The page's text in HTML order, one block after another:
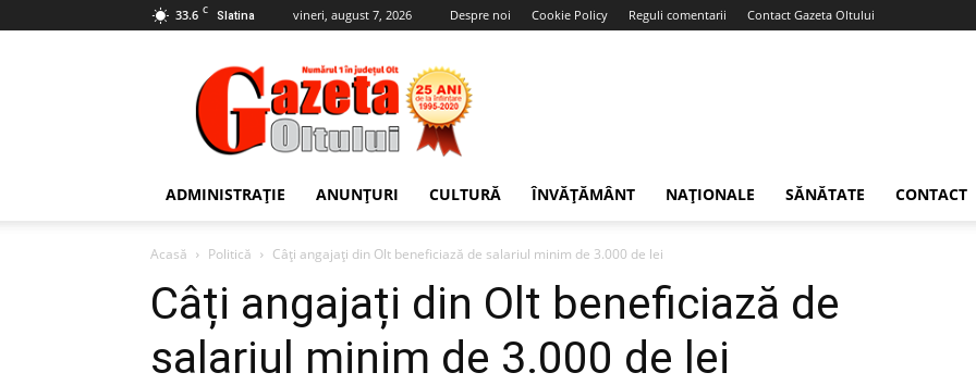
33.6 C Slatina vineri, august 7, 2026 Despre noi Cookie Policy Reguli comentarii Contact Gazeta Oltului
Gazeta
Oltului
ADMINISTRAȚIE ANUNȚURI CULTURĂ ÎNVĂȚĂMÂNT NAȚIONALE SĂNĂTATE CONTACT
Acasă Politică Câți angajați din Olt beneficiază de salariul minim de 3.000 de lei
Câți angajați din Olt beneficiază de
salariul minim de 3.000 de lei